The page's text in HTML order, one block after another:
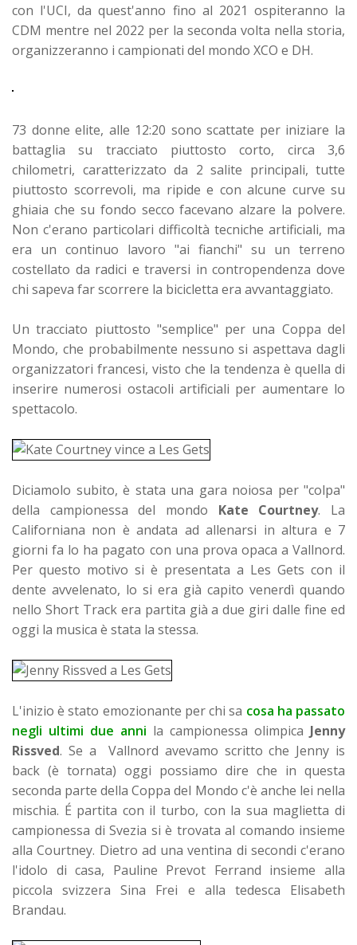
con l'UCI, da quest'anno fino al 2021 ospiteranno la
CDM mentre nel 2022 per la seconda volta nella storia,
organizzeranno i campionati del mondo XCO e DH.
73 donne elite, alle 12:20 sono scattate per iniziare la
battaglia su tracciato piuttosto corto, circa 3,6
chilometri, caratterizzato da 2 salite principali, tutte
piuttosto scorrevoli, ma ripide e con alcune curve su
ghiaia che su fondo secco facevano alzare la polvere.
Non c'erano particolari difficoltà tecniche artificiali, ma
era un continuo lavoro "ai fianchi" su un terreno
costellato da radici e traversi in contropendenza dove
chi sapeva far scorrere la bicicletta era avvantaggiato.
Un tracciato piuttosto "semplice" per una Coppa del
Mondo, che probabilmente nessuno si aspettava dagli
organizzatori francesi, visto che la tendenza è quella di
inserire numerosi ostacoli artificiali per aumentare lo
spettacolo.
Diciamolo subito, è stata una gara noiosa per "colpa"
della campionessa del mondo Kate Courtney. La
Californiana non è andata ad allenarsi in altura e 7
giorni fa lo ha pagato con una prova opaca a Vallnord.
Per questo motivo si è presentata a Les Gets con il
dente avvelenato, lo si era già capito venerdì quando
nello Short Track era partita già a due giri dalle fine ed
oggi la musica è stata la stessa.
L'inizio è stato emozionante per chi sa cosa ha passato
negli ultimi due anni la campionessa olimpica Jenny
Rissved. Se a Vallnord avevamo scritto che Jenny is
back (è tornata) oggi possiamo dire che in questa
seconda parte della Coppa del Mondo c'è anche lei nella
mischia. É partita con il turbo, con la sua maglietta di
campionessa di Svezia si è trovata al comando insieme
alla Courtney. Dietro ad una ventina di secondi c'erano
l'idolo di casa, Pauline Prevot Ferrand insieme alla
piccola svizzera Sina Frei e alla tedesca Elisabeth
Brandau.